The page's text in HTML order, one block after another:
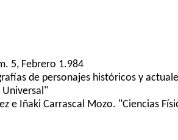
5, Febrero 1.984
de personajes históricos y
Universal"
e Iñaki Carrascal Mozo. "Ciencias